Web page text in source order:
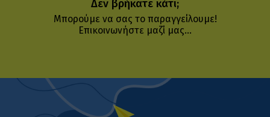
Δεν βρήκατε κάτι;
Μπορούμε να σας το παραγγείλουμε!
Επικοινωνήστε μαζί μας...